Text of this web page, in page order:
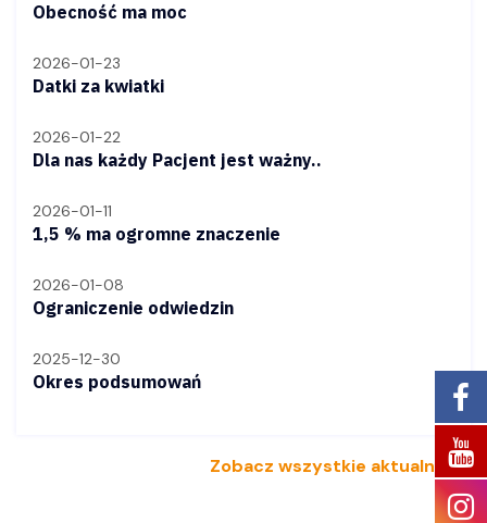
Obecność ma moc
2026-01-23
Datki za kwiatki
2026-01-22
Dla nas każdy Pacjent jest ważny..
2026-01-11
1,5 % ma ogromne znaczenie
2026-01-08
Ograniczenie odwiedzin
2025-12-30
Okres podsumowań
Zobacz wszystkie aktualności